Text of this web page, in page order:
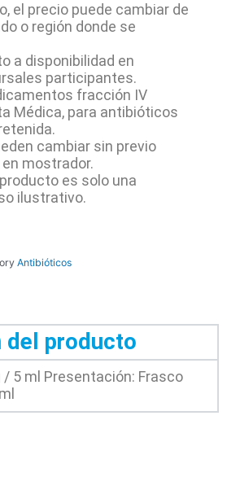
el precio puede cambiar de
o región donde se
a disponibilidad en
participantes.
fracción IV
Médica, para antibióticos
cambiar sin previo
mostrador.
es solo una
ilustrativo.
Antibióticos
del producto
5 ml Presentación: Frasco